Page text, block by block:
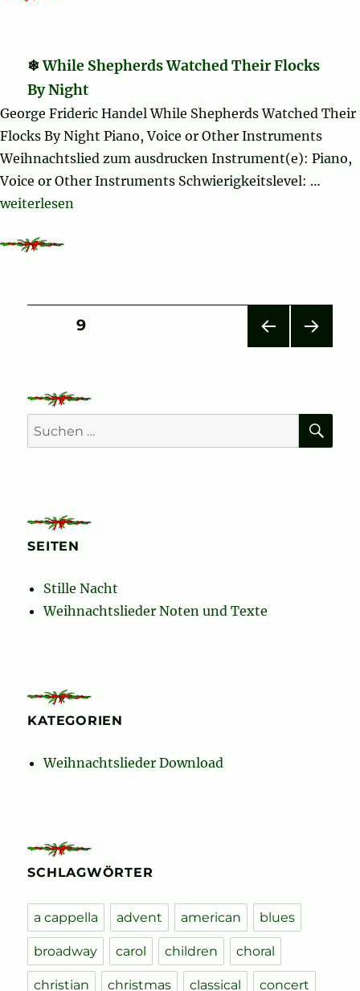
While Shepherds Watched Their Flocks
By Night
George Frideric Handel While Shepherds Watched Their
Flocks By Night Piano, Voice or Other Instruments
Weihnachtslied zum ausdrucken Instrument(e): Piano,
Voice or Other Instruments Schwierigkeitslevel: …
„While Shepherds Watched Their Flocks By Night“
weiterlesen
Seitennummerierung
Beiträge
E
SEITE9
Suchen
nach:
SEITEN
Stille Nacht
Weihnachtslieder Noten und Texte
KATEGORIEN
Weihnachtslieder Download
SCHLAGWÖRTER
a cappella advent american blues
broadway carol children choral
christian christmas classical concert